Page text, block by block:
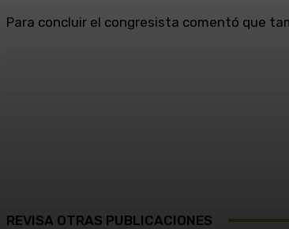
Para concluir el congresista comentó que
REVISA OTRAS PUBLICACIONES